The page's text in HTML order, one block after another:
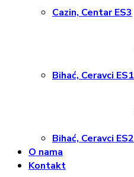
Cazin, Centar ES3
Bihać, Ceravci ES1
Bihać, Ceravci ES2
O nama
Kontakt